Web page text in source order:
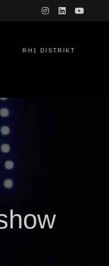
instagram
linkedin
RH1 DISTRIKT